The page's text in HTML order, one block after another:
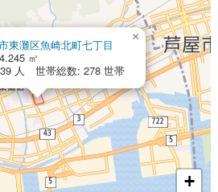
東灘区魚崎北町七丁目
㎡
人 世帯総数: 278 世帯
×
+